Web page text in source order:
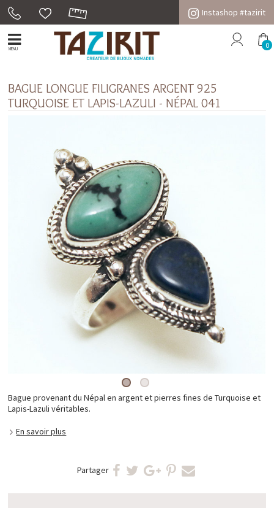
Instashop #tazirit
MENU 0
BAGUE LONGUE FILIGRANES ARGENT 925
TURQUOISE ET LAPIS-LAZULI - NÉPAL 041
Bague provenant du Népal en argent et pierres fines de Turquoise et
Lapis-Lazuli véritables.
En savoir plus
Partager